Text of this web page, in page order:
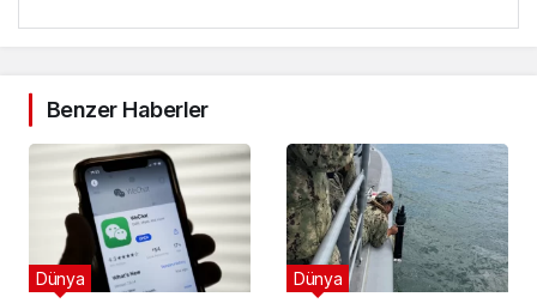
Benzer Haberler
Dünya Dünya